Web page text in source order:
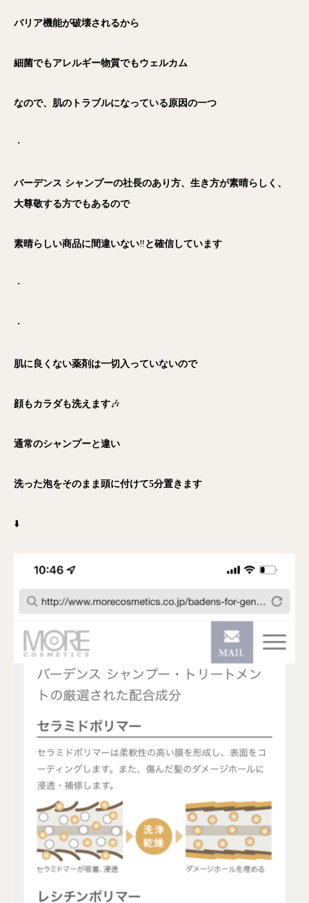
バリア機能が破壊されるから
細菌でもアレルギー物質でもウェルカム
なので、肌のトラブルになっている原因の一つ
・
バーデンス シャンプーの社長のあり方、生き方が素晴らしく、
大尊敬する方でもあるので
素晴らしい商品に間違いない‼️ と確信しています
・
・
肌に良くない薬剤は一切入っていないので
顔もカラダも洗えます🎶
通常のシャンプーと違い
洗った泡をそのまま頭に付けて5分置きます
⬇️